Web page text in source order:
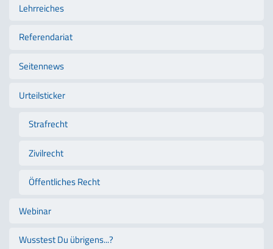
Lehrreiches
Referendariat
Seitennews
Urteilsticker
Strafrecht
Zivilrecht
Öffentliches Recht
Webinar
Wusstest Du übrigens...?